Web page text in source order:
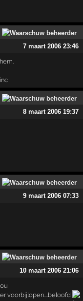
7 maart 2006 23:46
8 maart 2006 19:37
9 maart 2006 07:33
10 maart 2006 21:06
voorbijlopen....beloofd